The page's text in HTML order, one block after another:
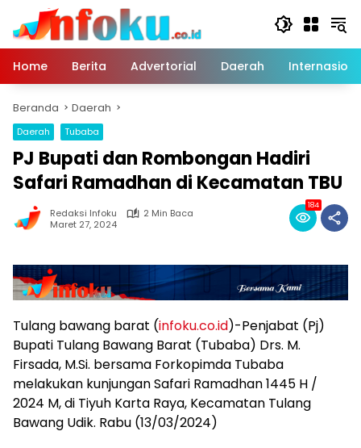
Langsung
konten
Home
Berita Advertorial Daerah
Beranda Daerah
Daerah Tubaba
PJ Bupati dan Rombongan Hadiri
Safari Ramadhan di Kecamatan TBU
Redaksi Infoku
2 Min Baca
Maret 27, 2024
184
Tulang bawang barat (infoku.co.id)-Penjabat (Pj)
Bupati Tulang Bawang Barat (Tubaba) Drs. M.
Firsada, M.Si. bersama Forkopimda Tubaba
melakukan kunjungan Safari Ramadhan 1445 H /
2024 M, di Tiyuh Karta Raya, Kecamatan Tulang
Bawang Udik. Rabu (13/03/2024)